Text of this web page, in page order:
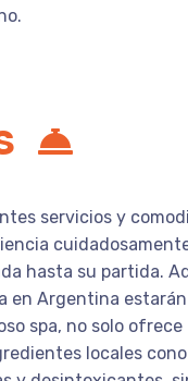
servicios y
hasta su partida.
en Argentina
spa, no solo
locales